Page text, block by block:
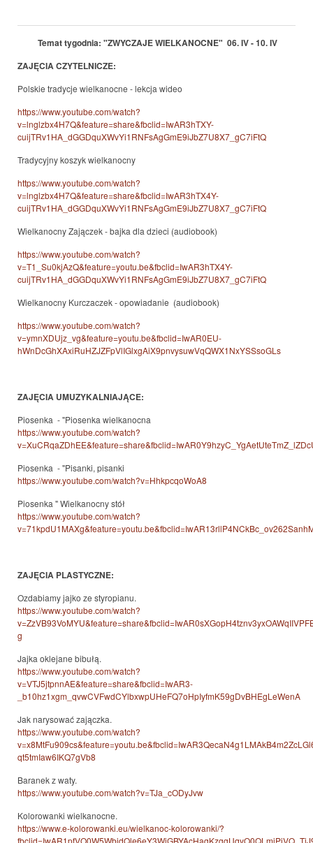
Temat tygodnia: "ZWYCZAJE WIELKANOCNE" 06. IV - 10. IV
ZAJĘCIA CZYTELNICZE:
Polskie tradycje wielkanocne - lekcja wideo
https://www.youtube.com/watch?
v=lnglzbx4H7Q&feature=share&fbclid=IwAR3hTXY-
cuijTRv1HA_dGGDquXWvYi1RNFsAgGmE9iJbZ7U8X7_gC7iFtQ
Tradycyjny koszyk wielkanocny
https://www.youtube.com/watch?
v=lnglzbx4H7Q&feature=share&fbclid=IwAR3hTX4Y-
cuijTRv1HA_dGGDquXWvYi1RNFsAgGmE9iJbZ7U8X7_gC7iFtQ
Wielkanocny Zajączek - bajka dla dzieci (audiobook)
https://www.youtube.com/watch?
v=T1_Su0kjAzQ&feature=youtu.be&fbclid=IwAR3hTX4Y-
cuijTRv1HA_dGGDquXWvYi1RNFsAgGmE9iJbZ7U8X7_gC7iFtQ
Wielkanocny Kurczaczek - opowiadanie (audiobook)
https://www.youtube.com/watch?
v=ymnXDUjz_vg&feature=youtu.be&fbclid=IwAR0EU-
hWnDcGhXAxiRuHZJZFpVlIGlxgAiX9pnvysuwVqQWX1NxYSSsoGLs
ZAJĘCIA UMUZYKALNIAJĄCE:
Piosenka - "Piosenka wielkanocna
https://www.youtube.com/watch?
Piosenka - "Pisanki, pisanki
https://www.youtube.com/watch?v=HhkpcqoWoA8
Piosenka " Wielkanocny stół
https://www.youtube.com/watch?
ZAJĘCIA PLASTYCZNE:
Ozdabiamy jajko ze styropianu.
https://www.youtube.com/watch?
g
Jajka oklejane bibułą.
https://www.youtube.com/watch?
v=VTJ5jtpnnAE&feature=share&fbclid=IwAR3-
_b10hz1xgm_qvwCVFwdCYlbxwpUHeFQ7oHpIyfmK59gDvBHEgLeWenA
Jak narysować zajączka.
https://www.youtube.com/watch?
qt5tmIaw6IKQ7gVb8
Baranek z waty.
https://www.youtube.com/watch?v=TJa_cODyJvw
Kolorowanki wielkanocne.
https://www.e-kolorowanki.eu/wielkanoc-kolorowanki/?